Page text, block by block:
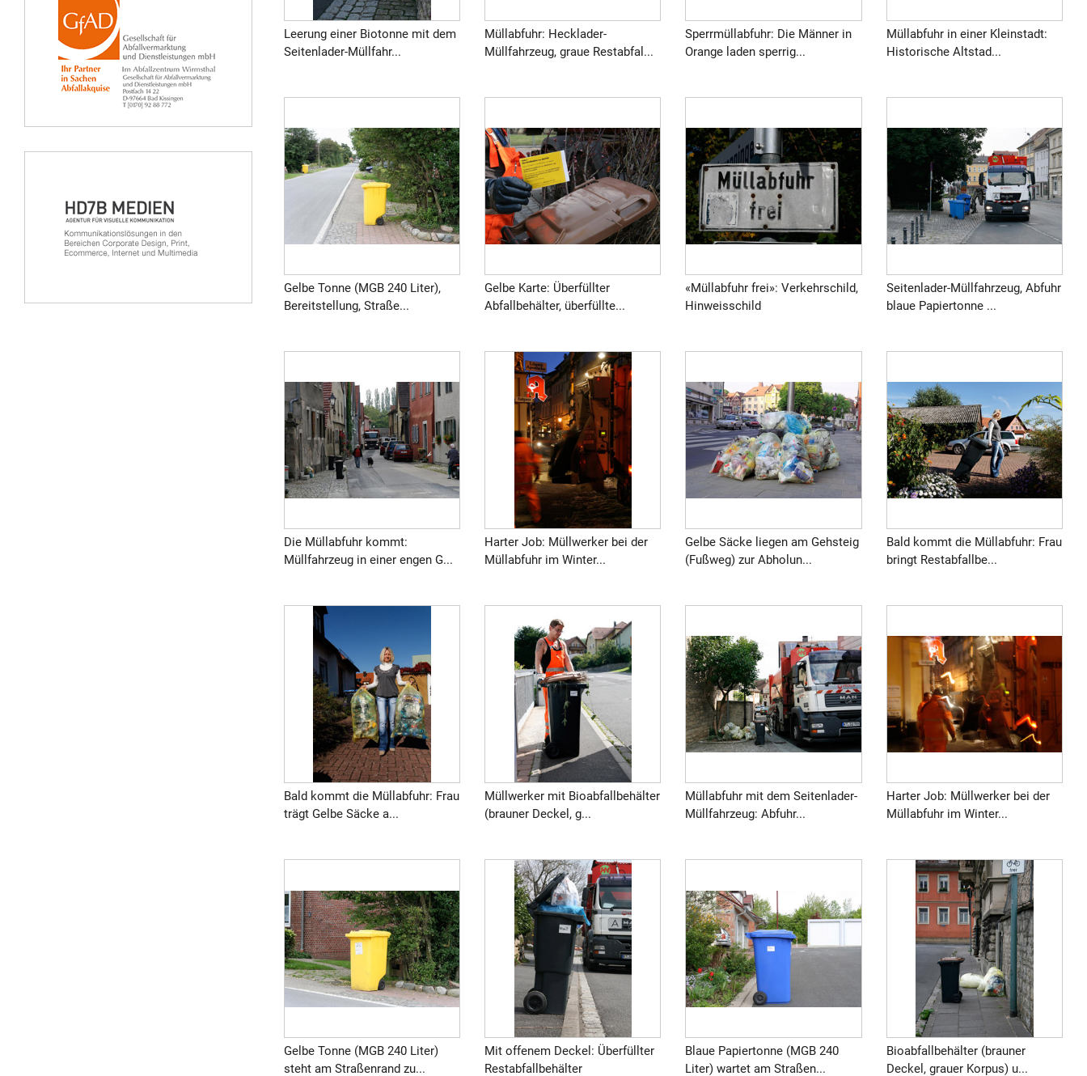
Leerung einer Biotonne mit dem
Seitenlader-Müllfahr...
Müllabfuhr: Hecklader-
Müllfahrzeug, graue Restabfal...
Sperrmüllabfuhr: Die Männer in
Orange laden sperrig...
Müllabfuhr in einer Kleinstadt:
Historische Altstad...
Gelbe Tonne (MGB 240 Liter),
Bereitstellung, Straße...
Gelbe Karte: Überfüllter
Abfallbehälter, überfüllte...
«Müllabfuhr frei»: Verkehrschild,
Hinweisschild
Seitenlader-Müllfahrzeug, Abfuhr
blaue Papiertonne ...
Die Müllabfuhr kommt:
Müllfahrzeug in einer engen G...
Harter Job: Müllwerker bei der
Müllabfuhr im Winter...
Gelbe Säcke liegen am Gehsteig
(Fußweg) zur Abholun...
Bald kommt die Müllabfuhr: Frau
bringt Restabfallbe...
Bald kommt die Müllabfuhr: Frau
trägt Gelbe Säcke a...
Müllwerker mit Bioabfallbehälter
(brauner Deckel, g...
Müllabfuhr mit dem Seitenlader-
Müllfahrzeug: Abfuhr...
Harter Job: Müllwerker bei der
Müllabfuhr im Winter...
Gelbe Tonne (MGB 240 Liter)
steht am Straßenrand zu...
Mit offenem Deckel: Überfüllter
Restabfallbehälter
Blaue Papiertonne (MGB 240
Liter) wartet am Straßen...
Bioabfallbehälter (brauner
Deckel, grauer Korpus) u...